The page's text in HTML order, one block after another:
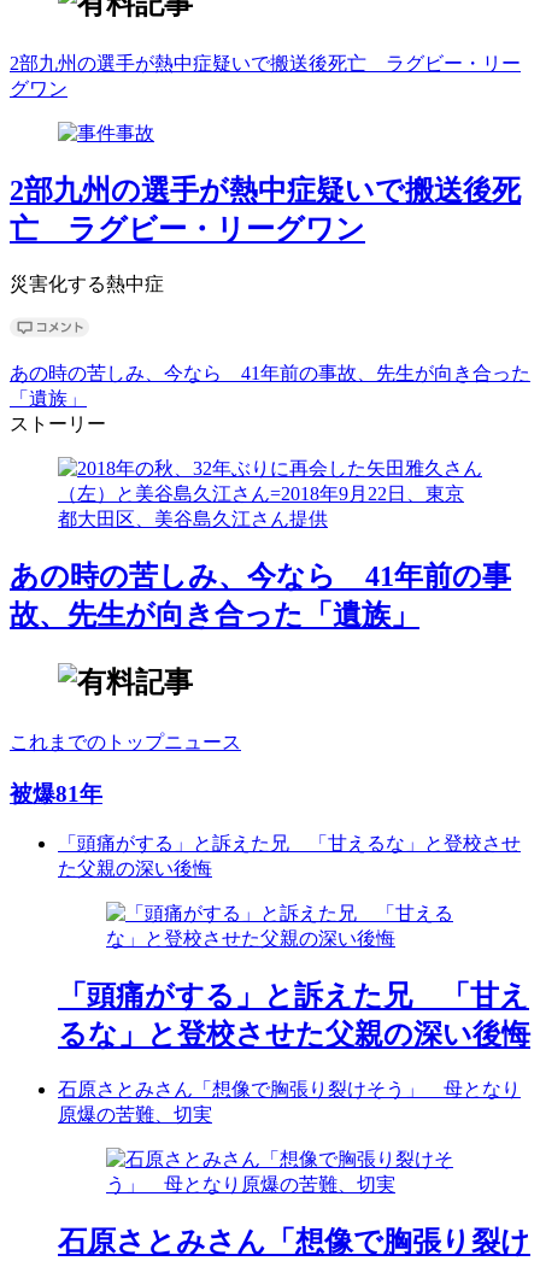
2部九州の選手が熱中症疑いで搬送後死亡 ラグビー・リー
グワン
2部九州の選手が熱中症疑いで搬送後死
亡 ラグビー・リーグワン
災害化する熱中症
あの時の苦しみ、今なら 41年前の事故、先生が向き合った
「遺族」
ストーリー
あの時の苦しみ、今なら 41年前の事
故、先生が向き合った「遺族」
これまでのトップニュース
被爆81年
「頭痛がする」と訴えた兄 「甘えるな」と登校させ
た父親の深い後悔
「頭痛がする」と訴えた兄 「甘え
るな」と登校させた父親の深い後悔
石原さとみさん「想像で胸張り裂けそう」 母となり
原爆の苦難、切実
石原さとみさん「想像で胸張り裂け